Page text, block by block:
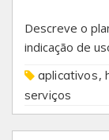
Descreve o
indicação de
aplicativos,
serviços